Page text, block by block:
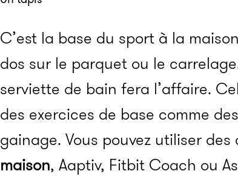
C’est la base du sport à la
dos sur le parquet ou le
serviette de bain fera l’affaire.
des exercices de base comme
gainage. Vous pouvez utiliser des
maison, Aaptiv, Fitbit Coach ou